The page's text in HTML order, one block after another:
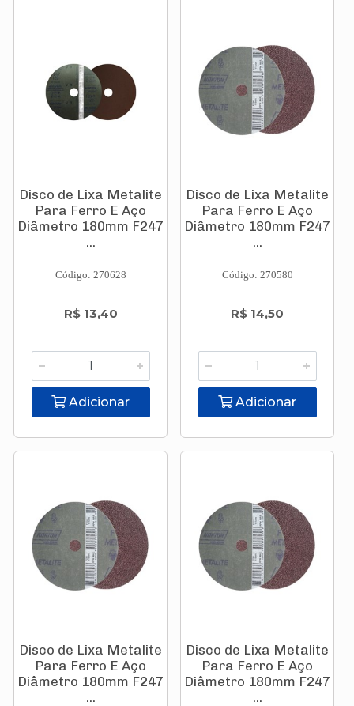
Disco de Lixa Metalite
Para Ferro E Aço
Diâmetro 180mm F247
...
Código: 270628
R$ 13,40
Adicionar
Disco de Lixa Metalite
Para Ferro E Aço
Diâmetro 180mm F247
...
Código: 270580
R$ 14,50
Adicionar
Disco de Lixa Metalite
Para Ferro E Aço
Diâmetro 180mm F247
...
Disco de Lixa Metalite
Para Ferro E Aço
Diâmetro 180mm F247
...